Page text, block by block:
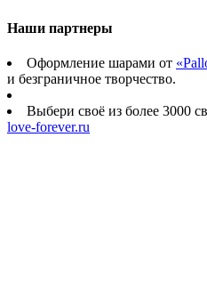
Наши партнеры
Оформление шарами от
и безграничное творчество.
Выбери своё из более 3000
love-forever.ru